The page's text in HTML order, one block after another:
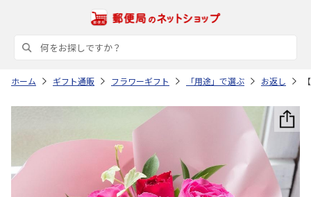
ホーム ギフト通販 フラワーギフト 「用途」で選ぶ お返し